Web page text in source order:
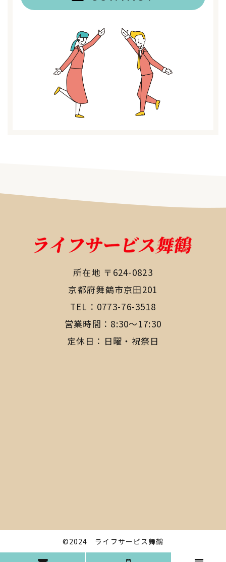
所在地 〒624-0823
​​​​​​​京都府舞鶴市京田201
TEL： 0773-76-3518
営業時間：8:30〜17:30
定休日：日曜・祝祭日
©2024 ライフサービス舞鶴